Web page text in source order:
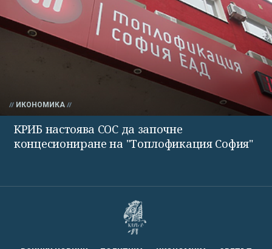
ИКОНОМИКА
КРИБ настоява СОС да започне
концесиониране на "Топлофикация София"